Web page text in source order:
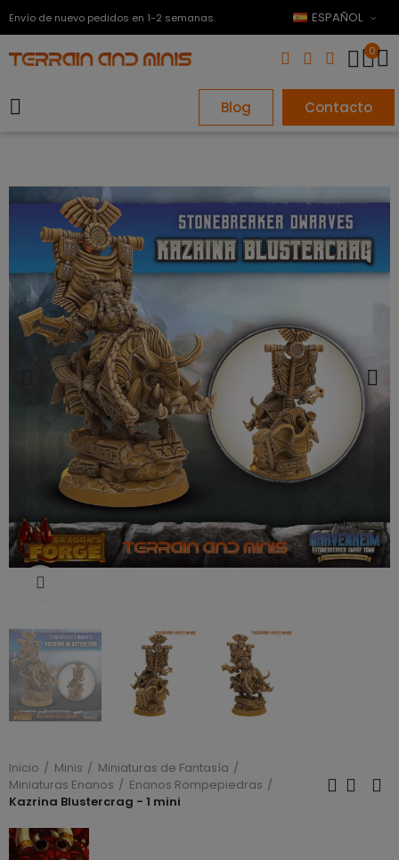
Envío de nuevo pedidos en 1-2 semanas. ESPAÑOL
0
Blog Contacto
Inicio Minis
Miniaturas de Fantasía
Miniaturas Enanos
Enanos Rompepiedras
Kazrina Blustercrag - 1 mini